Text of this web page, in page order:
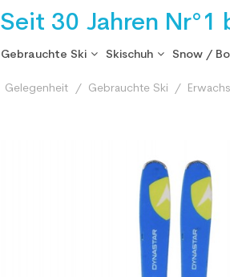
Seit 30 Jahren
Gebrauchte Ski Skischuh Snow /
Gelegenheit Gebrauchte Ski